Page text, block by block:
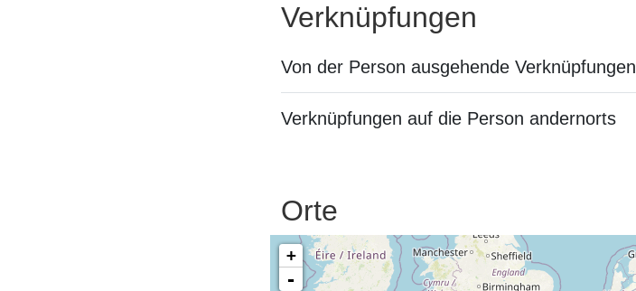
Verknüpfungen
Von der Person ausgehende Verknüpfungen
Verknüpfungen auf die Person andernorts
Orte
+
-